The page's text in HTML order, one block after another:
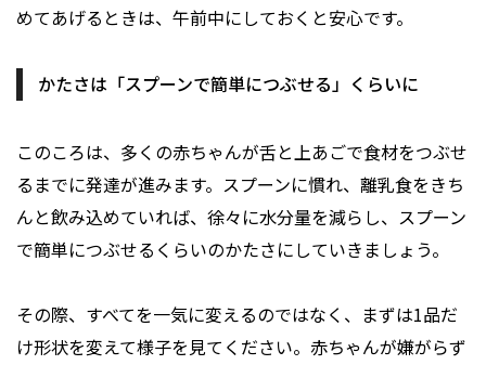
めてあげるときは、午前中にしておくと安心です。
かたさは「スプーンで簡単につぶせる」くらいに
このころは、多くの赤ちゃんが舌と上あごで食材をつぶせ
るまでに発達が進みます。スプーンに慣れ、離乳食をきち
んと飲み込めていれば、徐々に水分量を減らし、スプーン
で簡単につぶせるくらいのかたさにしていきましょう。
その際、すべてを一気に変えるのではなく、まずは1品だ
け形状を変えて様子を見てください。赤ちゃんが嫌がらず